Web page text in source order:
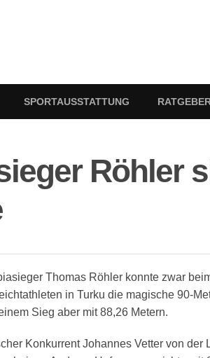
SPORTAUSSTATTUNG
Röhler
Thomas Röhler konnte zwar
in Turku die magische 90-
Sieg aber mit 88,26 Metern.
Konkurrent Johannes Vetter von der